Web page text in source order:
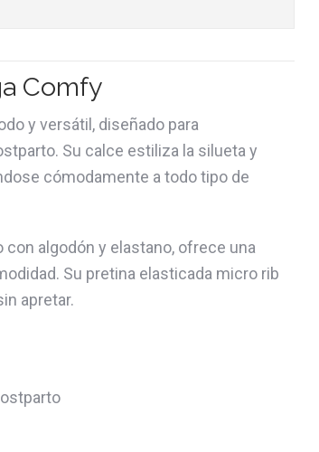
Comfy
y versátil, diseñado para
Su calce estiliza la silueta y
cómodamente a todo tipo de
algodón y elastano, ofrece una
Su pretina elasticada micro rib
apretar.